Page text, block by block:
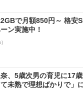
で月額850円～ 格安
ン実施中！
、5歳次男の育児に17
て未熟で理想ばかりで」